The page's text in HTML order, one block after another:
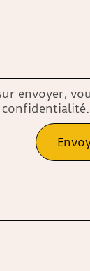
envoyer,